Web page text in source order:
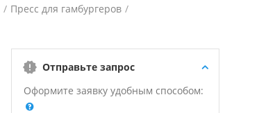
/ Пресс для гамбургеров /
Отправьте запрос
Оформите заявку удобным способом: